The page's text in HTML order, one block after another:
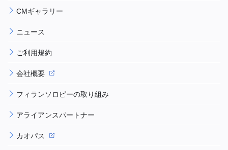
CMギャラリー
ニュース
ご利用規約
会社概要
フィランソロピーの取り組み
アライアンスパートナー
カオパス